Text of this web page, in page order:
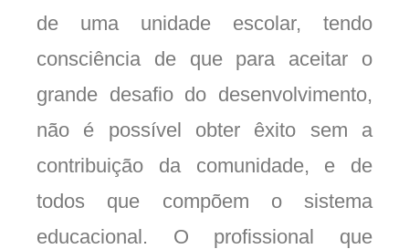
de uma unidade escolar, tendo
consciência de que para aceitar o
grande desafio do desenvolvimento,
não é possível obter êxito sem a
contribuição da comunidade, e de
todos que compõem o sistema
educacional. O profissional que